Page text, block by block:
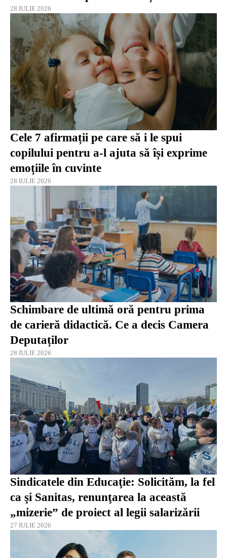
28 IULIE 2026
Cele 7 afirmații pe care să i le spui
copilului pentru a-l ajuta să își exprime
emoțiile în cuvinte
28 IULIE 2026
Schimbare de ultimă oră pentru prima
de carieră didactică. Ce a decis Camera
Deputaților
28 IULIE 2026
Sindicatele din Educaţie: Solicităm, la fel
ca şi Sanitas, renunţarea la această
„mizerie” de proiect al legii salarizării
27 IULIE 2026